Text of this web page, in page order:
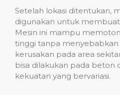
Setelah lokasi ditentukan,
digunakan untuk
Mesin ini mampu
tinggi tanpa
kerusakan pada area
bisa dilakukan pada beton
kekuatan yang bervariasi.